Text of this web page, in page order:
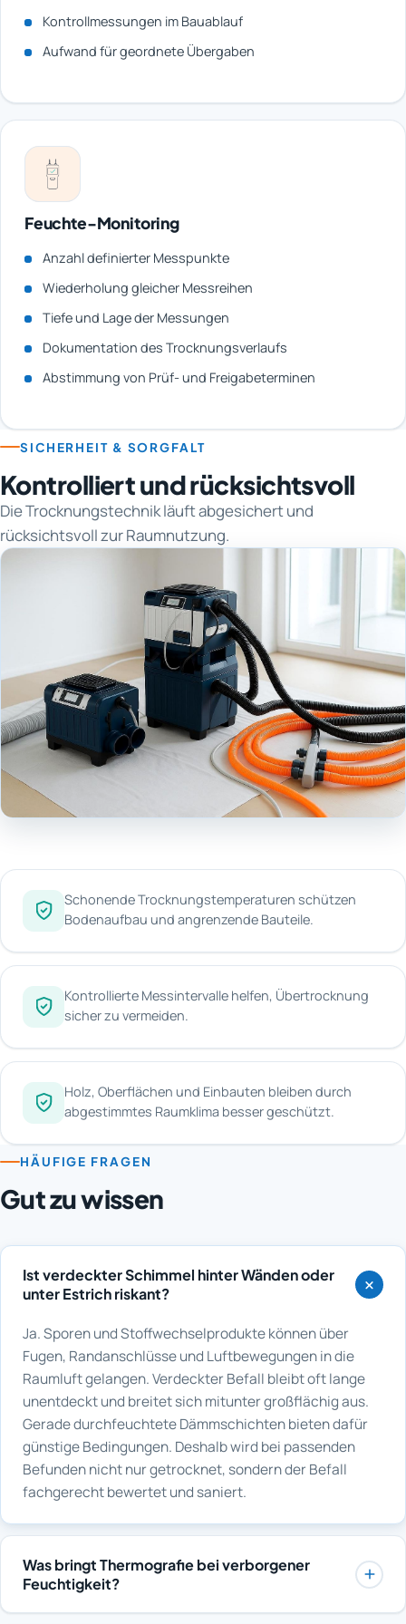
Kontrollmessungen im Bauablauf
Aufwand für geordnete Übergaben
Feuchte-Monitoring
Anzahl definierter Messpunkte
Wiederholung gleicher Messreihen
Tiefe und Lage der Messungen
Dokumentation des Trocknungsverlaufs
Abstimmung von Prüf- und Freigabeterminen
SICHERHEIT & SORGFALT
Kontrolliert und rücksichtsvoll
Die Trocknungstechnik läuft abgesichert und
rücksichtsvoll zur Raumnutzung.
Schonende Trocknungstemperaturen schützen
Bodenaufbau und angrenzende Bauteile.
Kontrollierte Messintervalle helfen, Übertrocknung
sicher zu vermeiden.
Holz, Oberflächen und Einbauten bleiben durch
abgestimmtes Raumklima besser geschützt.
HÄUFIGE FRAGEN
Gut zu wissen
Ist verdeckter Schimmel hinter Wänden oder
unter Estrich riskant?
Ja. Sporen und Stoffwechselprodukte können über
Fugen, Randanschlüsse und Luftbewegungen in die
Raumluft gelangen. Verdeckter Befall bleibt oft lange
unentdeckt und breitet sich mitunter großflächig aus.
Gerade durchfeuchtete Dämmschichten bieten dafür
günstige Bedingungen. Deshalb wird bei passenden
Befunden nicht nur getrocknet, sondern der Befall
fachgerecht bewertet und saniert.
Was bringt Thermografie bei verborgener
Feuchtigkeit?